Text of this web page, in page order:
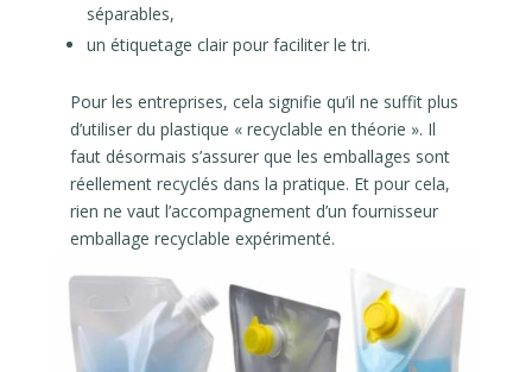
séparables,
un étiquetage clair pour faciliter le tri.
Pour les entreprises, cela signifie qu’il ne suffit plus
d’utiliser du plastique « recyclable en théorie ». Il
faut désormais s’assurer que les emballages sont
réellement recyclés dans la pratique. Et pour cela,
rien ne vaut l’accompagnement d’un fournisseur
emballage recyclable expérimenté.